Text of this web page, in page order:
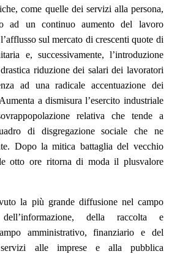
come quelle dei servizi alla persona,
ad un continuo aumento del lavoro
sul mercato di crescenti quote di
e, successivamente, l’introduzione
riduzione dei salari dei lavoratori
ad una radicale accentuazione dei
a dismisura l’esercito industriale
relativa che tende a
di disgregazione sociale che ne
Dopo la mitica battaglia del vecchio
otto ore ritorna di moda il plusvalore
la più grande diffusione nel campo
della raccolta e
amministrativo, finanziario e del
alle imprese e alla pubblica